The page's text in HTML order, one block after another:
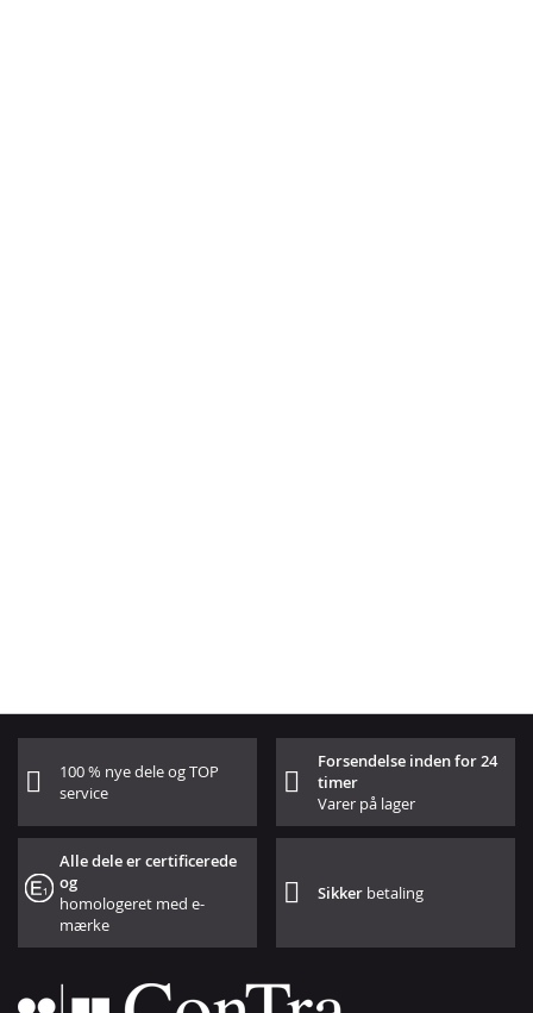
100 % nye dele og TOP
service
Forsendelse inden for 24
timer
Varer på lager
Alle dele er certificerede
og
homologeret med e-
mærke
Sikker betaling